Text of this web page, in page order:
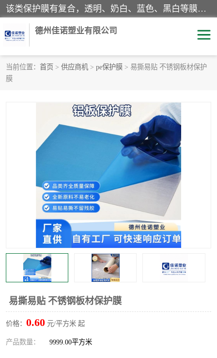
该类保护膜有复合，透明、奶白、蓝色、黑白等膜型。特高粘，高粘，中高粘，中粘，中低粘，低粘等。对于不同的粘力要求有相应的产品相适配。无胶渍残留污染。在较宽的收卷幅度下平整无皱纹，收卷长度大，利于机械化及自动化施工粘贴。为您的产品提供的表面保护解决方案。 产品广泛适用于：铝材、不锈钢、金属、塑料、电子、家电、家具、玻璃、化工材料、装饰材料等。
德州佳诺塑业有限公司
当前位置： 首页 > 供应商机 > pe保护膜 > 易撕易贴 不锈钢板材保护
膜
易撕易贴 不锈钢板材保护膜
价格： 0.60 元/平方米 起
产品数量： 9999.00平方米
家具保护膜
拉伸缠绕膜 透明保护膜
乳白保护膜
明蓝保护膜 纯黑保护膜
印字保护膜
不绣钢板保护膜 两边上胶保护膜
窗缝阻风胶带 铝板保护膜
不锈钢板保护膜 一次性隔离膜